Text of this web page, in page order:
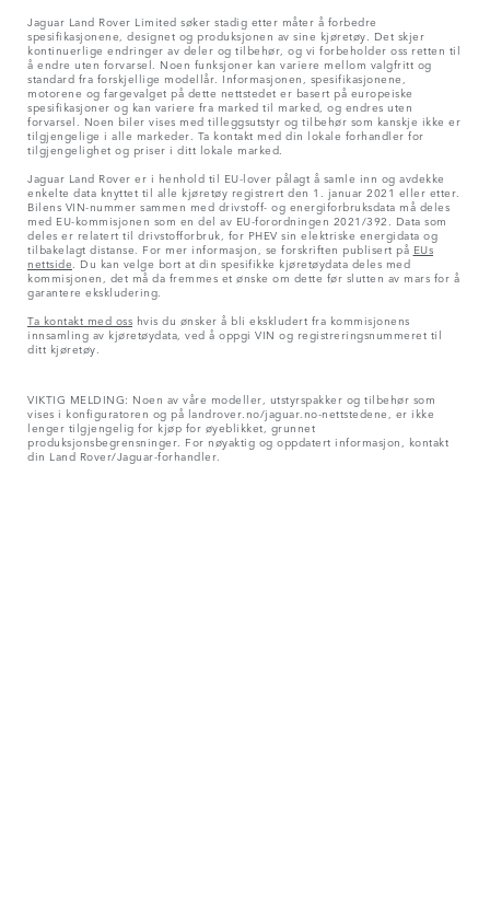
Jaguar Land Rover Limited søker stadig etter måter å forbedre
spesifikasjonene, designet og produksjonen av sine kjøretøy. Det skjer
kontinuerlige endringer av deler og tilbehør, og vi forbeholder oss retten til
å endre uten forvarsel. Noen funksjoner kan variere mellom valgfritt og
standard fra forskjellige modellår. Informasjonen, spesifikasjonene,
motorene og fargevalget på dette nettstedet er basert på europeiske
spesifikasjoner og kan variere fra marked til marked, og endres uten
forvarsel. Noen biler vises med tilleggsutstyr og tilbehør som kanskje ikke er
tilgjengelige i alle markeder. Ta kontakt med din lokale forhandler for
tilgjengelighet og priser i ditt lokale marked.
Jaguar Land Rover er i henhold til EU-lover pålagt å samle inn og avdekke
enkelte data knyttet til alle kjøretøy registrert den 1. januar 2021 eller etter.
Bilens VIN-nummer sammen med drivstoff- og energiforbruksdata må deles
med EU-kommisjonen som en del av EU-forordningen 2021/392. Data som
deles er relatert til drivstofforbruk, for PHEV sin elektriske energidata og
tilbakelagt distanse. For mer informasjon, se forskriften publisert på EUs
nettside . Du kan velge bort at din spesifikke kjøretøydata deles med
kommisjonen, det må da fremmes et ønske om dette før slutten av mars for å
garantere ekskludering.
Ta kontakt med oss hvis du ønsker å bli ekskludert fra kommisjonens
innsamling av kjøretøydata, ved å oppgi VIN og registreringsnummeret til
ditt kjøretøy.
VIKTIG MELDING: Noen av våre modeller, utstyrspakker og tilbehør som
vises i konfiguratoren og på landrover.no/jaguar.no-nettstedene, er ikke
lenger tilgjengelig for kjøp for øyeblikket, grunnet
produksjonsbegrensninger. For nøyaktig og oppdatert informasjon, kontakt
din Land Rover/Jaguar-forhandler.